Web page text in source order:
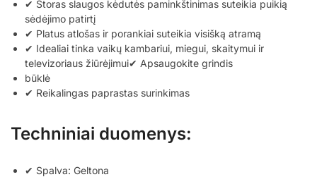
✔ Storas slaugos kėdutės paminkštinimas suteikia puikią
sėdėjimo patirtį
✔ Platus atlošas ir porankiai suteikia visišką atramą
✔ Idealiai tinka vaikų kambariui, miegui, skaitymui ir
televizoriaus žiūrėjimui✔ Apsaugokite grindis
būklė
✔ Reikalingas paprastas surinkimas
Techniniai duomenys:
✔ Spalva: Geltona